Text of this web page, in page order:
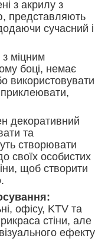
з акрилу з
представляють
сучасний і
з міцним
боці, немає
використовувати
приклеювати,
декоративний
та
створювати
своїх особистих
щоб створити
офісу, KTV та
стіни, але
ефекту